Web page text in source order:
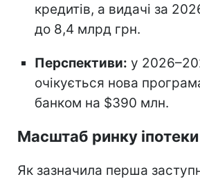
кредитів, а видачі за
до 8,4 млрд грн.
Перспективи: у
очікується нова
банком на $390 млн.
Масштаб ринку іпотеки
Як зазначила перша